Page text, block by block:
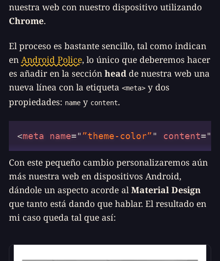
nuestra web con nuestro dispositivo utilizando
Chrome.
El proceso es bastante sencillo, tal como indican
en Android Police, lo único que deberemos hacer
es añadir en la sección headde nuestra web una
nueva línea con la etiqueta <meta>y dos
propiedades: namey content.
<meta name= " ”theme-color” " content= "
Con este pequeño cambio personalizaremos aún
más nuestra web en dispositivos Android,
dándole un aspecto acorde alMaterial Design
que tanto está dando que hablar. El resultado en
mi caso queda tal que así: